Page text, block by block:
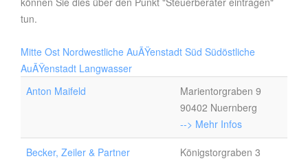
tun.
Mitte Ost Nordwestliche AuÃŸenstadt Süd Südöstliche
AuÃŸenstadt Langwasser
Anton Maifeld
Marientorgraben 9
90402 Nuernberg
--> Mehr Infos
Becker, Zeiler & Partner
Königstorgraben 3